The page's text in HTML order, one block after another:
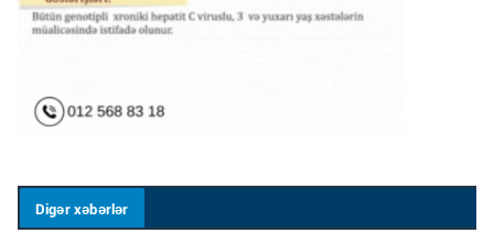
Digər xəbərlər